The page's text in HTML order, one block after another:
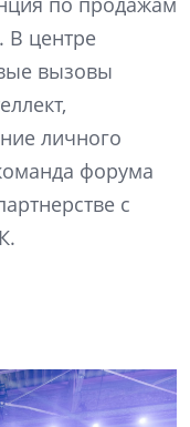
В центре
вызовы
личного
форума
с